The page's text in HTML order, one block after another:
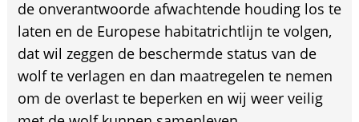
de onverantwoorde afwachtende houding los te
laten en de Europese habitatrichtlijn te volgen,
dat wil zeggen de beschermde status van de
wolf te verlagen en dan maatregelen te nemen
om de overlast te beperken en wij weer veilig